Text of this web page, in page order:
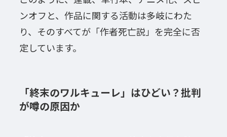
ンオフと、作品に関する活動は多岐にわた
り、そのすべてが「作者死亡説」を完全に否
定しています。
「終末のワルキューレ」はひどい？批判
が噂の原因か